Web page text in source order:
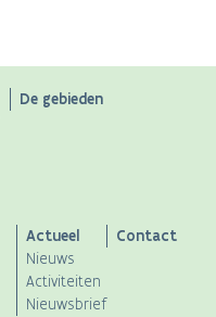
De gebieden
Actueel
Nieuws
Activiteiten
Nieuwsbrief
Contact